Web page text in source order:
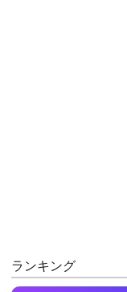
ランキング